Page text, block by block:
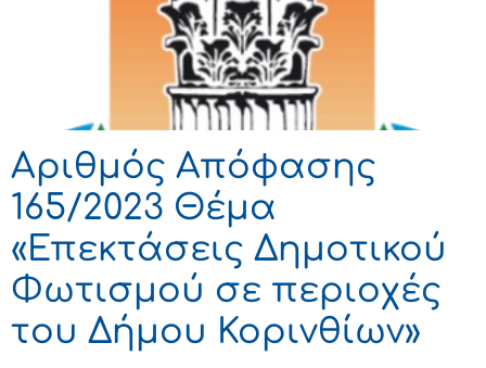
Αριθμός Απόφασης
165/2023 Θέμα
«Επεκτάσεις Δημοτικού
Φωτισμού σε περιοχές
του Δήμου Κορινθίων»